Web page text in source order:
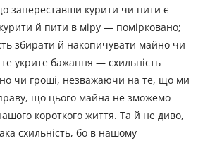
запереставши курити чи пити є
й пити в міру — помірковано;
збирати й накопичувати майно чи
укрите бажання — схильність
чи гроші, незважаючи на те, що ми
що цього майна не зможемо
короткого життя. Та й не диво,
схильність, бо в нашому